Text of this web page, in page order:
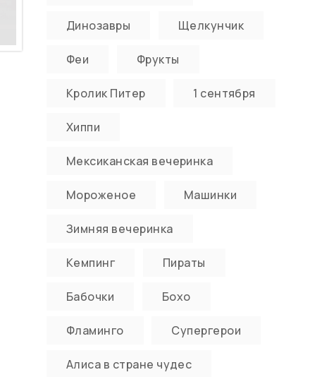
Динозавры Щелкунчик
Феи Фрукты
Кролик Питер 1 сентября
Хиппи
Мексиканская вечеринка
Мороженое Машинки
Зимняя вечеринка
Кемпинг Пираты
Бабочки Бохо
Фламинго Супергерои
Алиса в стране чудес